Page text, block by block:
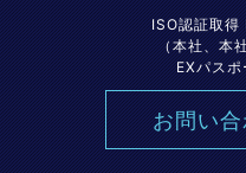
ISO認証取
（本社、本
EXパス
お問い